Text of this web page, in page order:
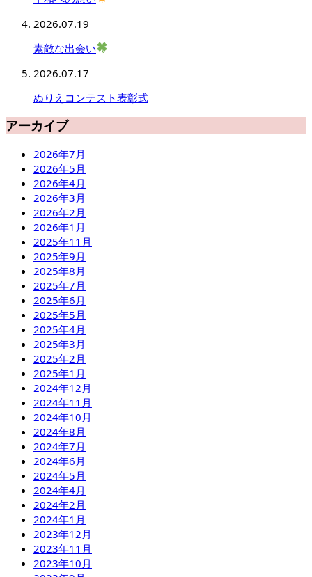
2026.07.19
素敵な出会い
2026.07.17
ぬりえコンテスト表彰式
アーカイブ
2026年7月
2026年5月
2026年4月
2026年3月
2026年2月
2026年1月
2025年11月
2025年9月
2025年8月
2025年7月
2025年6月
2025年5月
2025年4月
2025年3月
2025年2月
2025年1月
2024年12月
2024年11月
2024年10月
2024年8月
2024年7月
2024年6月
2024年5月
2024年4月
2024年2月
2024年1月
2023年12月
2023年11月
2023年10月